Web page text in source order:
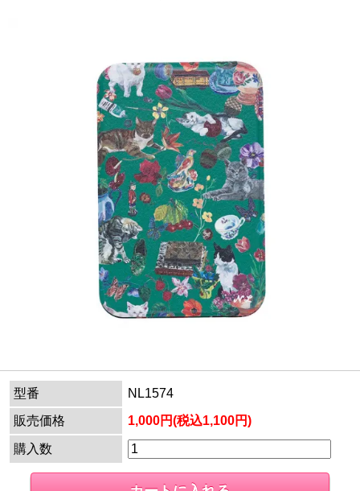
型番
NL1574
販売価格
1,000円(税込1,100円)
購入数